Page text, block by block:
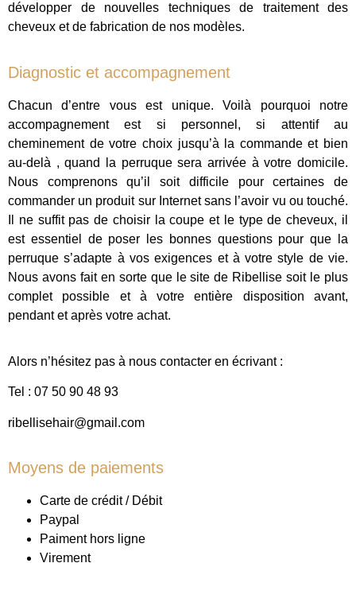
développer de nouvelles techniques de traitement des
cheveux et de fabrication de nos modèles.
Diagnostic et accompagnement
Chacun d’entre vous est unique. Voilà pourquoi notre
accompagnement est si personnel, si attentif au
cheminement de votre choix jusqu’à la commande et bien
au-delà , quand la perruque sera arrivée à votre domicile.
Nous comprenons qu’il soit difficile pour certaines de
commander un produit sur Internet sans l’avoir vu ou touché.
Il ne suffit pas de choisir la coupe et le type de cheveux, il
est essentiel de poser les bonnes questions pour que la
perruque s’adapte à vos exigences et à votre style de vie.
Nous avons fait en sorte que le site de Ribellise soit le plus
complet possible et à votre entière disposition avant,
pendant et après votre achat.
Alors n’hésitez pas à nous contacter en écrivant :
Tel : 07 50 90 48 93
ribellisehair@gmail.com
Moyens de paiements
Carte de crédit / Débit
Paypal
Paiment hors ligne
Virement